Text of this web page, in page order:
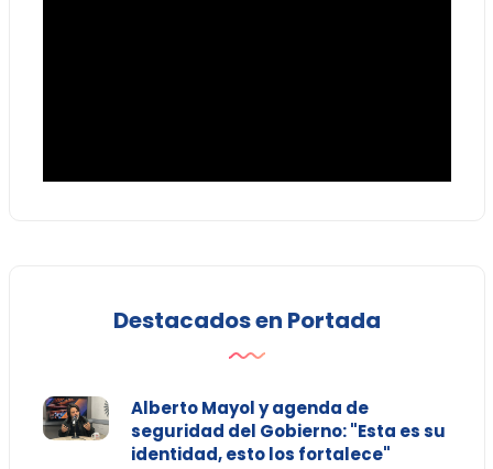
Destacados en Portada
Alberto Mayol y agenda de
seguridad del Gobierno: "Esta es su
identidad, esto los fortalece"